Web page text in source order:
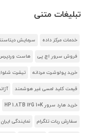
تبلیغات متنی
خدمات مرکز داده سرمایش
فروش سرور اچ پی هاست
خرید پولوشرت مردانه تیشرت
قیمت کلید لمسی غیر هوشمند
خرید هارد سرور HP 1.8TB 12G 10K
سفارش ربات تلگرام نمایندگی ایران